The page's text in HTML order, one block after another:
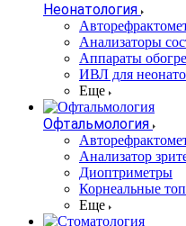
Неонатология
Анализаторы
Аппараты
ИВЛ для
Еще
Офтальмология
Анализатор
Диоптриметры
Корнеальные
Еще